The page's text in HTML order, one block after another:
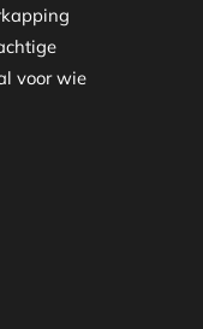
voor wie